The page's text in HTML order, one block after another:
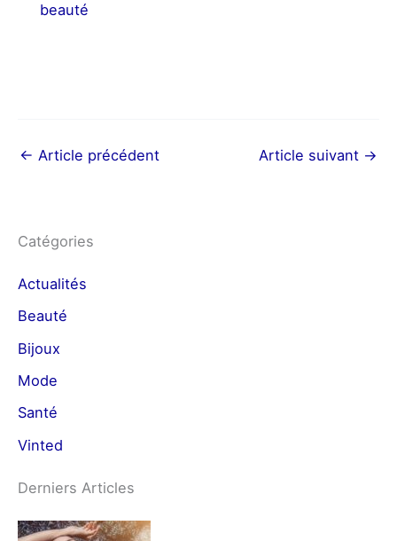
beauté
← Article précédent Article suivant →
Catégories
Actualités
Beauté
Bijoux
Mode
Santé
Vinted
Derniers Articles